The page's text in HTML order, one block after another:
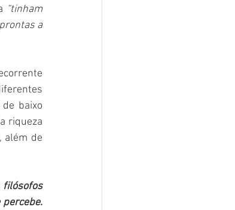
“tinham
a
baixo
riqueza
além de